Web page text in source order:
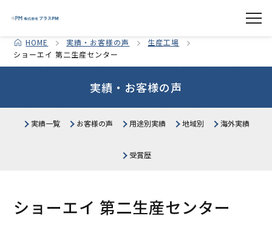
HOME 実績・お客様の声
生産工場
ショーエイ 第二生産センター
実績・お客様の声
実績一覧 お客様の声 用途別実績
生産・物流施設 公共施設
地域別
関東 中部
海外実績
受賞歴
ショーエイ 第二生産センター